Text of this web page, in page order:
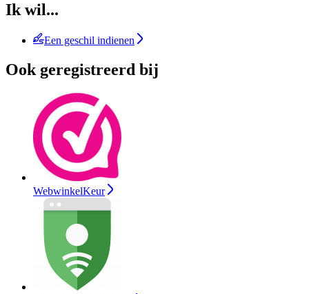
Ik wil...
Een geschil indienen
Ook geregistreerd bij
WebwinkelKeur